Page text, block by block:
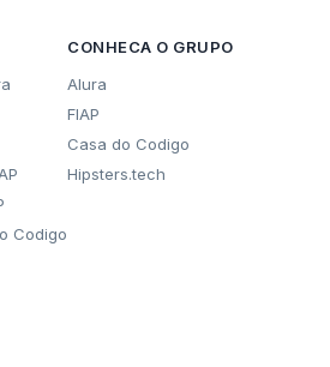
Codigo
CONHECA O GRUPO
Alura
FIAP
Casa do Codigo
Hipsters.tech